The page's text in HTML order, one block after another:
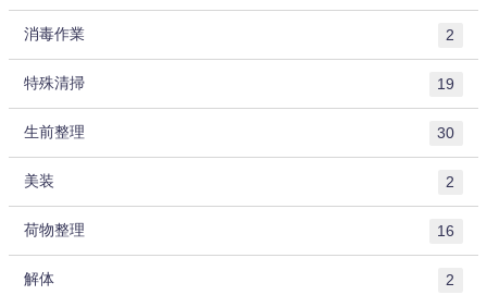
消毒作業 2
特殊清掃 19
生前整理 30
美装 2
荷物整理 16
解体 2